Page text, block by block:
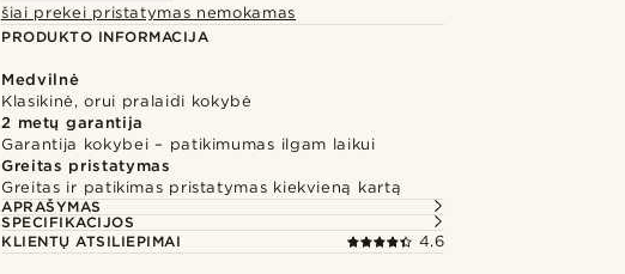
šiai prekei pristatymas nemokamas
PRODUKTO INFORMACIJA
Medvilnė
Klasikinė, orui pralaidi kokybė
2 metų garantija
Garantija kokybei – patikimumas ilgam laikui
Greitas pristatymas
Greitas ir patikimas pristatymas kiekvieną kartą
APRAŠYMAS
SPECIFIKACIJOS
KLIENTŲ ATSILIEPIMAI
4.6